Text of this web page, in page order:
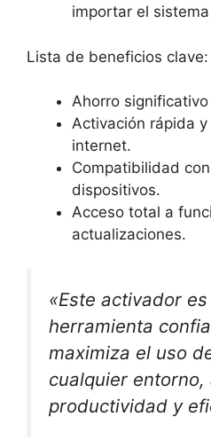
importar el
Lista de beneficios clave:
Ahorro
Activación rápida
internet.
Compatibilidad
dispositivos.
Acceso total a
actualizaciones.
«Este activador
herramienta
maximiza el uso
cualquier entorno,
productividad y